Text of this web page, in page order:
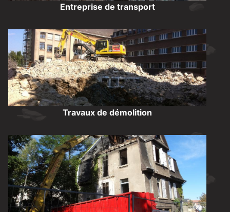
Entreprise de transport
Travaux de démolition